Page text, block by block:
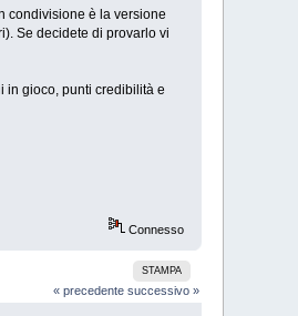
condivisione è la versione
Se decidete di provarlo vi
in gioco, punti credibilità e
Connesso
STAMPA
« precedente successivo »